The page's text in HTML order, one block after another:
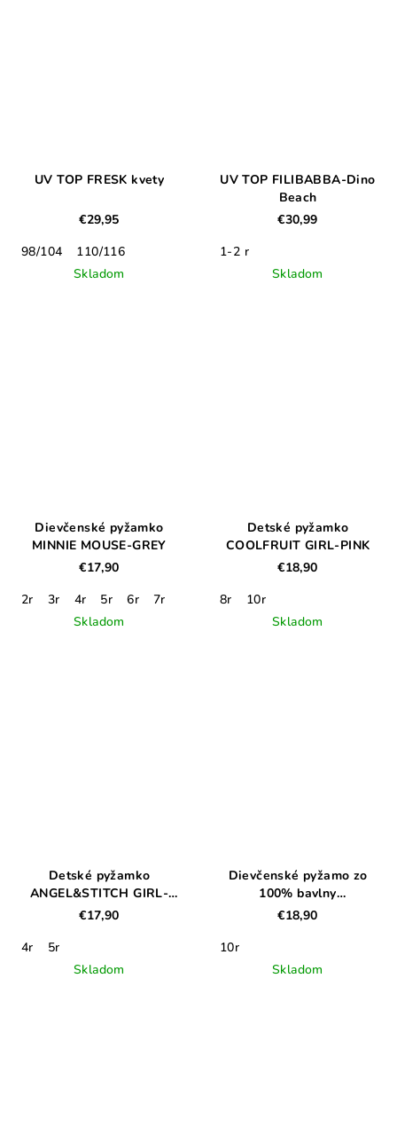
UV TOP FRESK kvety
€29,95
98/104
110/116
Skladom
UV TOP FILIBABBA-Dino
Beach
€30,99
1-2 r
Skladom
Dievčenské pyžamko
MINNIE MOUSE-GREY
€17,90
2r
3r 4r 5r 6r
7r
Skladom
Detské pyžamko
COOLFRUIT GIRL-PINK
€18,90
8r
10r
Skladom
Detské pyžamko
ANGEL&STITCH GIRL-
PINK
€17,90
4r
5r
Skladom
Dievčenské pyžamo zo
100% bavlny
EVERYWHERE GIRL-BLUE
€18,90
10r
Skladom